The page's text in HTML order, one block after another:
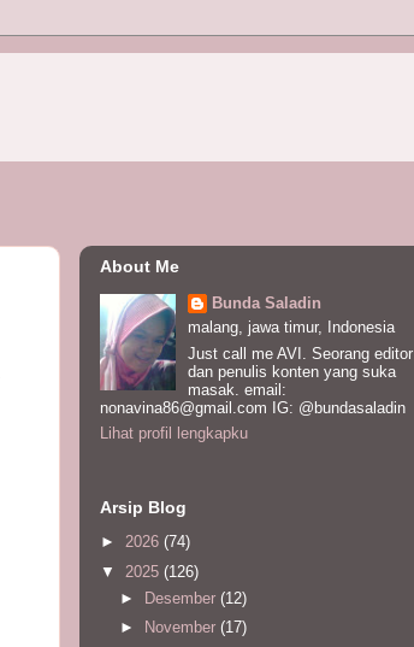
About Me
Bunda Saladin
malang, jawa timur, Indonesia
Just call me AVI. Seorang editor
dan penulis konten yang suka
masak. email:
nonavina86@gmail.com IG: @bundasaladin
Lihat profil lengkapku
Arsip Blog
► 2026 (74)
▼ 2025 (126)
► Desember (12)
►
November (17)